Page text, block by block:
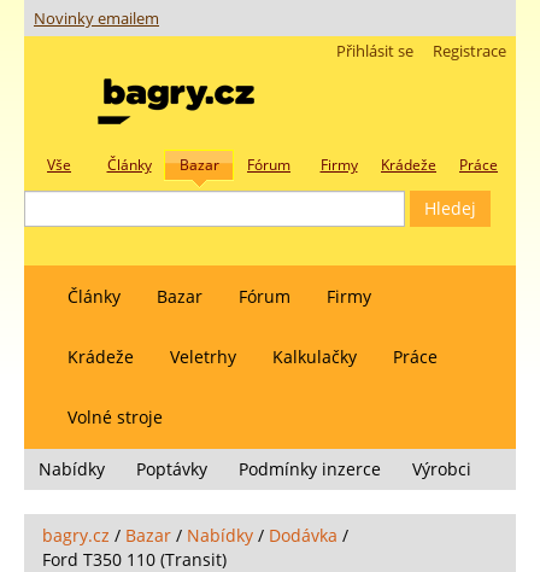
Novinky emailem
Registrace
Přihlásit se
Vše Články Bazar Fórum Firmy Krádeže Práce
Články Bazar Fórum Firmy
Krádeže Veletrhy Kalkulačky Práce
Volné stroje
Nabídky Poptávky Podmínky inzerce Výrobci
bagry.cz / Bazar / Nabídky / Dodávka /
Ford T350 110 (Transit)